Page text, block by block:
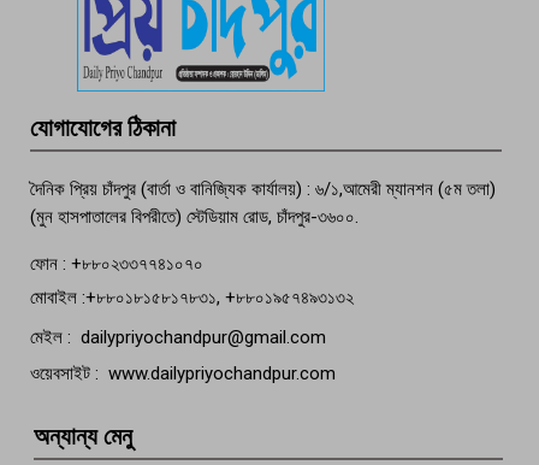
পচা দুর্গন্ধে ৯৯৯-এ ফোন, ফরিদগঞ্জে
তরুণের অর্ধগলিত লাশ উদ্ধার
যোগাযোগের ঠিকানা
দৈনিক প্রিয় চাঁদপুর (বার্তা ও বানিজ্যিক কার্যালয়) : ৬/১,আমেরী ম্যানশন (৫ম তলা)
(মুন হাসপাতালের বিপরীতে) স্টেডিয়াম রোড, চাঁদপুর-৩৬০০.
ফোন : +৮৮০২৩৩৭৭৪১০৭০
মোবাইল :+৮৮০১৮১৫৮১৭৮৩১, +৮৮০১৯৫৭৪৯৩১৩২
মেইল : dailypriyochandpur@gmail.com
ওয়েবসাইট : www.dailypriyochandpur.com
অন্যান্য মেনু